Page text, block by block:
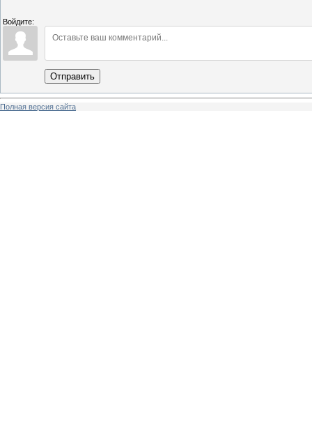
Войдите:
Отправить
Полная версия сайта